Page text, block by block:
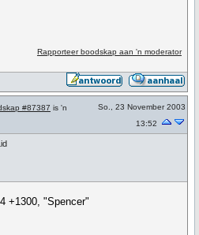
Rapporteer boodskap aan 'n moderator
#87387 is 'n
So., 23 November 2003
13:52
+1300, "Spencer"